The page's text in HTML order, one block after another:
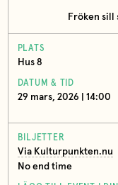
Fröken sill
PLATS
Hus 8
DATUM & TID
29 mars, 2026 | 14:00
BILJETTER
Via Kulturpunkten.nu
No end time